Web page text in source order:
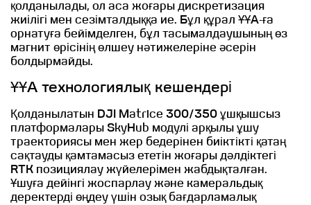
қолданылады, ол аса жоғары дискретизация
жиілігі мен сезімталдыққа ие. Бұл құрал ҰҰА-ға
орнатуға бейімделген, бұл тасымалдаушының өз
магнит өрісінің өлшеу нәтижелеріне әсерін
болдырмайды.
ҰҰА технологиялық кешендері
Қолданылатын DJI Matrice 300/350 ұшқышсыз
платформалары SkyHub модулі арқылы ұшу
траекториясы мен жер бедерінен биіктікті қатаң
сақтауды қамтамасыз ететін жоғары дәлдіктегі
RTK позициялау жүйелерімен жабдықталған.
Ұшуға дейінгі жоспарлау және камеральдық
деректерді өңдеу үшін озық бағдарламалық